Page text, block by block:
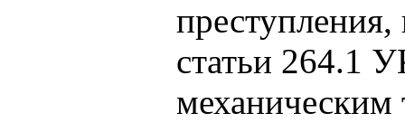
статьи 264.1
механическим